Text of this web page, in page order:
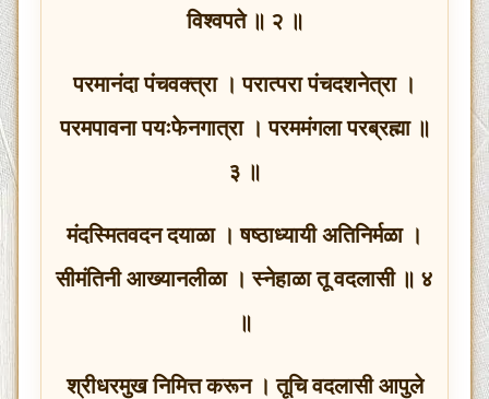
विश्वपते ॥ २ ॥
परमानंदा पंचवक्त्रा । परात्परा पंचदशनेत्रा ।
परमपावना पयःफेनगात्रा । परममंगला परब्रह्मा ॥
३ ॥
मंदस्मितवदन दयाळा । षष्ठाध्यायी अतिनिर्मळा ।
सीमंतिनी आख्यानलीळा । स्नेहाळा तू वदलासी ॥ ४
॥
श्रीधरमुख निमित्त करून । तूचि वदलासी आपुले